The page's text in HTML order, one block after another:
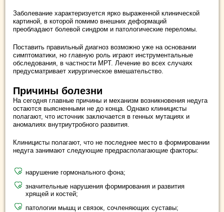
Заболевание характеризуется ярко выраженной клинической
картиной, в которой помимо внешних деформаций
преобладают болевой синдром и патологические переломы.
Поставить правильный диагноз возможно уже на основании
симптоматики, но главную роль играют инструментальные
обследования, в частности МРТ. Лечение во всех случаях
предусматривает хирургическое вмешательство.
Причины болезни
На сегодня главные причины и механизм возникновения недуга
остаются выясненными не до конца. Однако клиницисты
полагают, что источник заключается в генных мутациях и
аномалиях внутриутробного развития.
Клиницисты полагают, что не последнее место в формировании
недуга занимают следующие предрасполагающие факторы:
нарушение гормонального фона;
значительные нарушения формирования и развития
хрящей и костей;
патологии мышц и связок, сочленяющих суставы;